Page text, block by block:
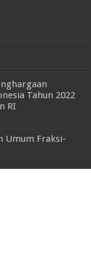
Tahun 2022
RI
Umum Fraksi-